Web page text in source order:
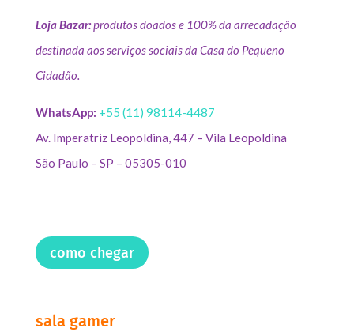
Loja Bazar:produtos doados e 100% da arrecadação
destinada aos serviços sociais da Casa do Pequeno
Cidadão.
WhatsApp: +55 (11) 98114-4487
Av. Imperatriz Leopoldina, 447 – Vila Leopoldina
São Paulo – SP – 05305-010
como chegar
sala gamer